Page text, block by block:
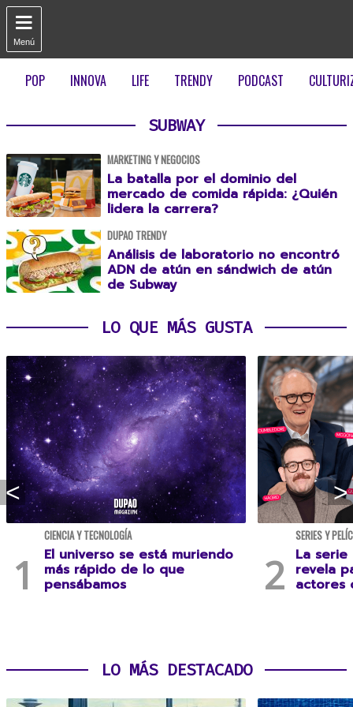

Menú
POP INNOVA LIFE TRENDY PODCAST
SUBWAY
MARKETING Y NEGOCIOS
La batalla por el dominio del
mercado de comida rápida: ¿Quién
lidera la carrera?
DUPAO TRENDY
Análisis de laboratorio no encontró
ADN de atún en sándwich de atún
de Subway
LO QUE MÁS GUSTA
CIENCIA Y TECNOLOGÍA
El universo se está muriendo
más rápido de lo que
pensábamos
SERIES Y
La
revela
actores
LO MÁS DESTACADO